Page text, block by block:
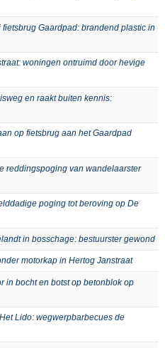
Gaardpad: brandend plastic in
woningen ontruimd door hevige
en raakt buiten kennis:
op fietsbrug aan het Gaardpad
reddingspoging van wandelaarster
poging tot beroving op De
in bosschage: bestuurster gewond
motorkap in Hertog Janstraat
in bocht en botst op betonblok op
Lido: wegwerpbarbecues de